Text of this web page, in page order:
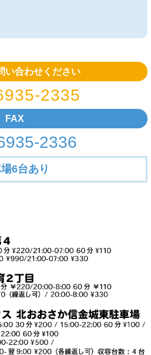
い合わせください
2335
FAX
2336
6台あり